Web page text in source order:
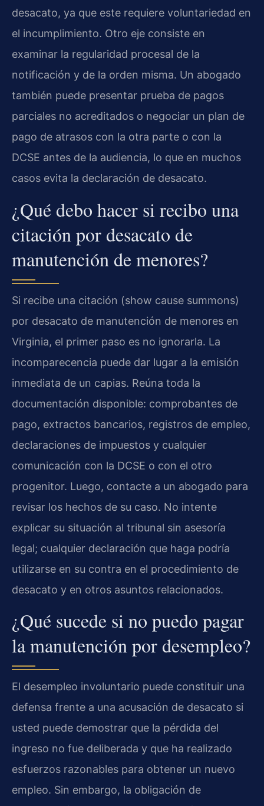
desacato, ya que este requiere voluntariedad en
el incumplimiento. Otro eje consiste en
examinar la regularidad procesal de la
notificación y de la orden misma. Un abogado
también puede presentar prueba de pagos
parciales no acreditados o negociar un plan de
pago de atrasos con la otra parte o con la
DCSE antes de la audiencia, lo que en muchos
casos evita la declaración de desacato.
¿Qué debo hacer si recibo una
citación por desacato de
manutención de menores?
Si recibe una citación (show cause summons)
por desacato de manutención de menores en
Virginia, el primer paso es no ignorarla. La
incomparecencia puede dar lugar a la emisión
inmediata de un capias. Reúna toda la
documentación disponible: comprobantes de
pago, extractos bancarios, registros de empleo,
declaraciones de impuestos y cualquier
comunicación con la DCSE o con el otro
progenitor. Luego, contacte a un abogado para
revisar los hechos de su caso. No intente
explicar su situación al tribunal sin asesoría
legal; cualquier declaración que haga podría
utilizarse en su contra en el procedimiento de
desacato y en otros asuntos relacionados.
¿Qué sucede si no puedo pagar
la manutención por desempleo?
El desempleo involuntario puede constituir una
defensa frente a una acusación de desacato si
usted puede demostrar que la pérdida del
ingreso no fue deliberada y que ha realizado
esfuerzos razonables para obtener un nuevo
empleo. Sin embargo, la obligación de